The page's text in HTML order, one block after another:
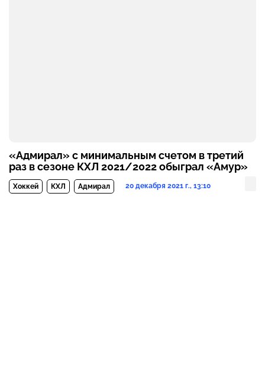
«Адмирал» с минимальным счетом в третий
раз в сезоне КХЛ 2021/2022 обыграл «Амур»
Хоккей КХЛ Адмирал 20 декабря 2021 г., 13:10